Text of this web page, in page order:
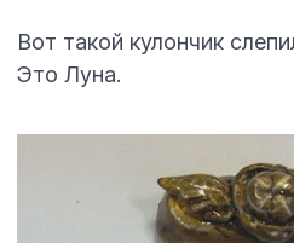
Вот такой кулончик
Это Луна.